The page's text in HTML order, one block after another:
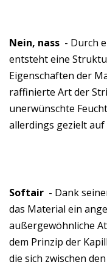
Nein, nass - Durch
entsteht eine
Eigenschaften der
raffinierte Art der
unerwünschte
allerdings gezielt
Softair - Dank
das Material ein
außergewöhnliche
dem Prinzip der
die sich zwischen